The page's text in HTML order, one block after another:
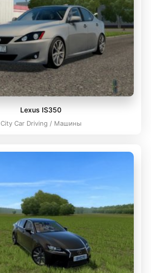
Lexus IS350
City Car Driving / Машины